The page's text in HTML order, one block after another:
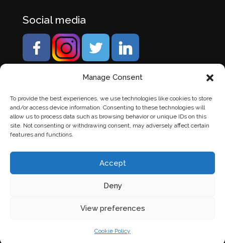
Manage Consent
To provide the best experiences, we use technologies like cookies to store
and/or access device information. Consenting to these technologies will
allow us to process data such as browsing behavior or unique IDs on this
site. Not consenting or withdrawing consent, may adversely affect certain
features and functions.
Accept
Deny
View preferences
Cookie Policy
Social media
laten makendoor Chuck's